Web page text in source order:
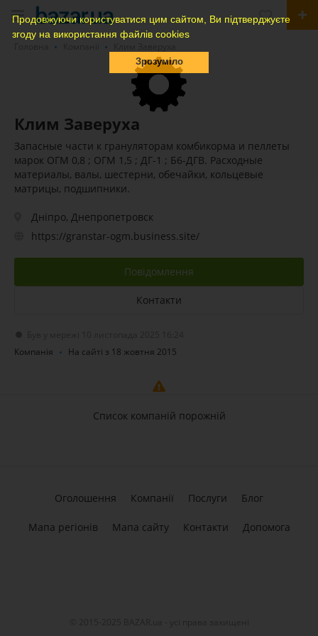
Продовжуючи користуватися цим сайтом, Ви підтверджуєте
згоду на використання файлів cookies
Зрозуміло
Клим Заверуха
Запасные части к грануляторам комбикорма и пеллеты
марок ОГМ 0,8 ; ОГМ 1,5 ; ДГ-1 ; Б6-ДГВ. Расходные
материалы, валы, шестерни, обечайки, кольцевые
матрицы, подшипники.
Дніпро, Днепропетровск
https://granstar-ogm.business.site/
Повідомлення
Контакти
Компанія
На сайті з 18 жовтня 2015
Список компаній порожній
Оголошення Компанії Послуги Блог
Мапа регіонів Мапа сайту Контакти Допомога